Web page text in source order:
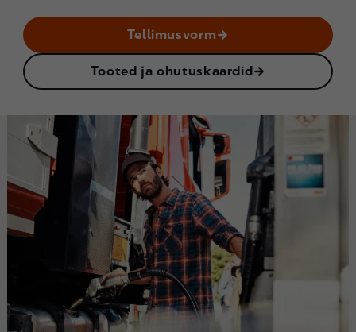
Tellimusvorm
Tooted ja ohutuskaardid